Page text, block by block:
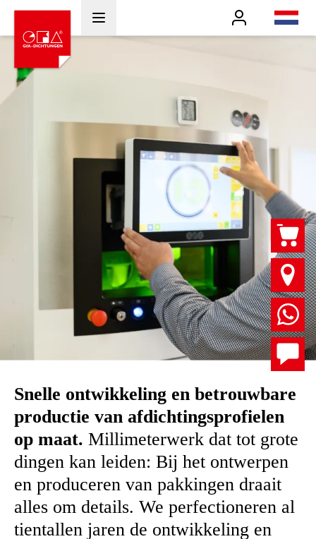
Benutzer
nl
Snelle ontwikkeling en betrouwbare
productie van afdichtingsprofielen
op maat. Millimeterwerk dat tot grote
dingen kan leiden: Bij het ontwerpen
en produceren van pakkingen draait
alles om details. We perfectioneren al
tientallen jaren de ontwikkeling en